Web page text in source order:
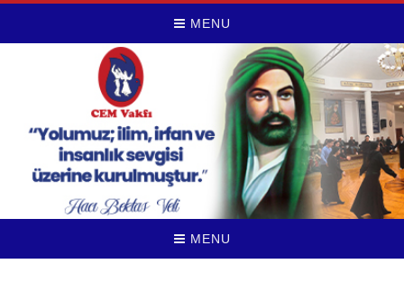
MENU
MENU